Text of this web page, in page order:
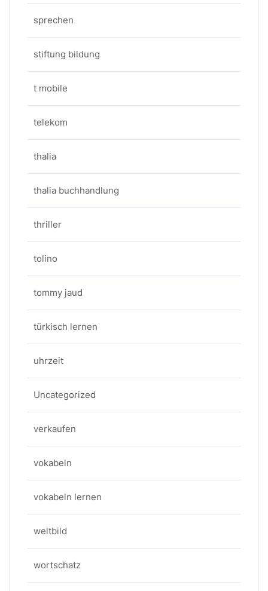
sprechen
stiftung bildung
t mobile
telekom
thalia
thalia buchhandlung
thriller
tolino
tommy jaud
türkisch lernen
uhrzeit
Uncategorized
verkaufen
vokabeln
vokabeln lernen
weltbild
wortschatz